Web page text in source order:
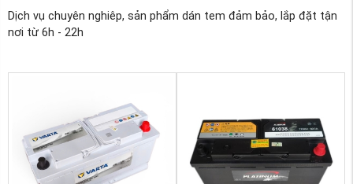
Dịch vụ chuyên nghiêp, sản phẩm dán tem đảm bảo, lắp đặt tận
nơi từ 6h - 22h